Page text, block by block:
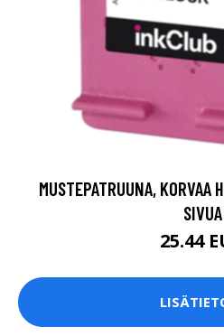
MUSTEPATRUUNA,
SIVUA
25.44